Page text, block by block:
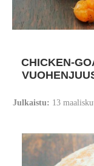
CHICKEN-
Julkaistu: 13